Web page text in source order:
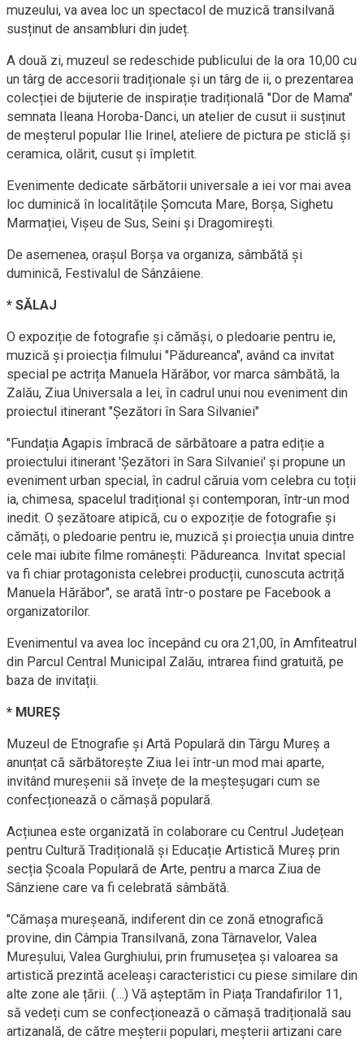
muzeului, va avea loc un spectacol de muzică transilvană
susținut de ansambluri din județ.
A două zi, muzeul se redeschide publicului de la ora 10,00 cu
un târg de accesorii tradiționale și un târg de ii, o prezentarea
colecției de bijuterie de inspirație tradițională "Dor de Mama"
semnata Ileana Horoba-Danci, un atelier de cusut ii susținut
de meșterul popular Ilie Irinel, ateliere de pictura pe sticlă și
ceramica, olărit, cusut și împletit.
Evenimente dedicate sărbătorii universale a iei vor mai avea
loc duminică în localitățile Șomcuta Mare, Borșa, Sighetu
Marmației, Vișeu de Sus, Seini și Dragomirești.
De asemenea, orașul Borșa va organiza, sâmbătă și
duminică, Festivalul de Sânzâiene.
* SĂLAJ
O expoziție de fotografie și cămăși, o pledoarie pentru ie,
muzică și proiecția filmului "Pădureanca", având ca invitat
special pe actrița Manuela Hărăbor, vor marca sâmbătă, la
Zalău, Ziua Universala a Iei, în cadrul unui nou eveniment din
proiectul itinerant "Șezători în Sara Silvaniei"
"Fundația Agapis îmbracă de sărbătoare a patra ediție a
proiectului itinerant 'Șezători în Sara Silvaniei' și propune un
eveniment urban special, în cadrul căruia vom celebra cu toții
ia, chimesa, spacelul tradițional și contemporan, într-un mod
inedit. O șezătoare atipică, cu o expoziție de fotografie și
cămăți, o pledoarie pentru ie, muzică și proiecția unuia dintre
cele mai iubite filme românești: Pădureanca. Invitat special
va fi chiar protagonista celebrei producții, cunoscuta actriță
Manuela Hărăbor", se arată într-o postare pe Facebook a
organizatorilor.
Evenimentul va avea loc începând cu ora 21,00, în Amfiteatrul
din Parcul Central Municipal Zalău, intrarea fiind gratuită, pe
baza de invitații.
* MUREȘ
Muzeul de Etnografie și Artă Populară din Târgu Mureș a
anunțat că sărbătorește Ziua Iei într-un mod mai aparte,
invitând mureșenii să învețe de la meșteșugari cum se
confecționează o cămașă populară.
Acțiunea este organizată în colaborare cu Centrul Județean
pentru Cultură Tradițională și Educație Artistică Mureș prin
secția Școala Populară de Arte, pentru a marca Ziua de
Sânziene care va fi celebrată sâmbătă.
"Cămașa mureșeană, indiferent din ce zonă etnografică
provine, din Câmpia Transilvană, zona Târnavelor, Valea
Mureșului, Valea Gurghiului, prin frumusețea și valoarea sa
artistică prezintă aceleași caracteristici cu piese similare din
alte zone ale țării. (…) Vă așteptăm în Piața Trandafirilor 11,
să vedeți cum se confecționează o cămașă tradițională sau
artizanală, de către meșterii populari, meșterii artizani care